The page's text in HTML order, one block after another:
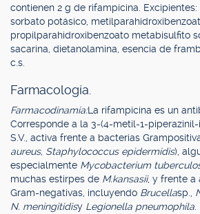
contienen 2 g de rifampicina. Excipientes:
sorbato potásico,
propilparahidroxibenzoato metabisulfito
sacarina, dietanolamina, esencia de
c.s.
Farmacología.
Farmacodinamia:La rifampicina es un
Corresponde a la 3-(4-metil-1-
S.V., activa frente a bacterias
aureus, Staphylococcus epidermidis),
especialmente Mycobacterium
muchas estirpes de M.kansasii, y frente a
Gram-negativas, incluyendo Brucellasp.,
N. meningitidisy Legionella pneumophila